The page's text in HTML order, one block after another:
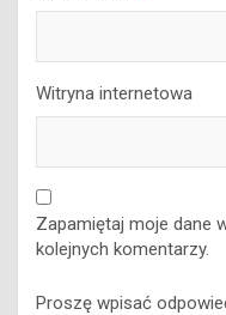
Witryna internetowa
Zapamiętaj moje dane
kolejnych komentarzy.
Proszę wpisać